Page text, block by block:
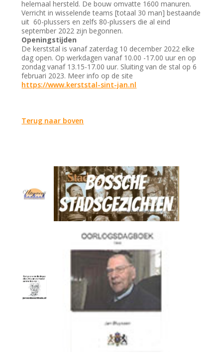
helemaal hersteld. De bouw omvatte 1600 manuren.
Verricht in wisselende teams [totaal 30 man] bestaande
uit 60-plussers en zelfs 80-plussers die al eind
september 2022 zijn begonnen.
Openingstijden
De kerststal is vanaf zaterdag 10 december 2022 elke
dag open. Op werkdagen vanaf 10.00 -17.00 uur en op
zondag vanaf 13.15-17.00 uur. Sluiting van de stal op 6
februari 2023. Meer info op de site
https://www.kerststal-sint-jan.nl
Terug naar boven